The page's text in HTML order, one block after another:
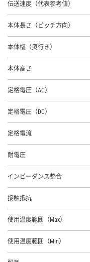
伝送速度（代表参考値）
本体長さ（ピッチ方向）
本体幅（奥行き）
本体高さ
定格電圧（AC）
定格電圧（DC）
定格電流
耐電圧
インピーダンス整合
接触抵抗
使用温度範囲（Max）
使用温度範囲（Min）